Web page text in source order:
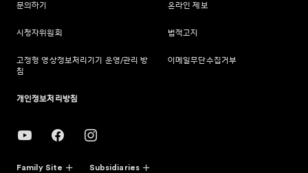
문의하기 온라인 제보
시청자위원회 법적고지
고정형 영상정보처리기기 운영/관리 방
침
이메일무단수집거부
개인정보처리방침
Family Site Subsidiaries